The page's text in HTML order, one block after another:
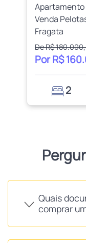
Apartamento
Venda
Fragata
De R$
Por R$
2
Quais
comprar